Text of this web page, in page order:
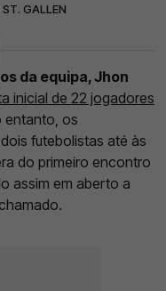
GALLEN
da equipa, Jhon
inicial de 22 jogadores
entanto, os
futebolistas até às
do primeiro encontro
assim em aberto a